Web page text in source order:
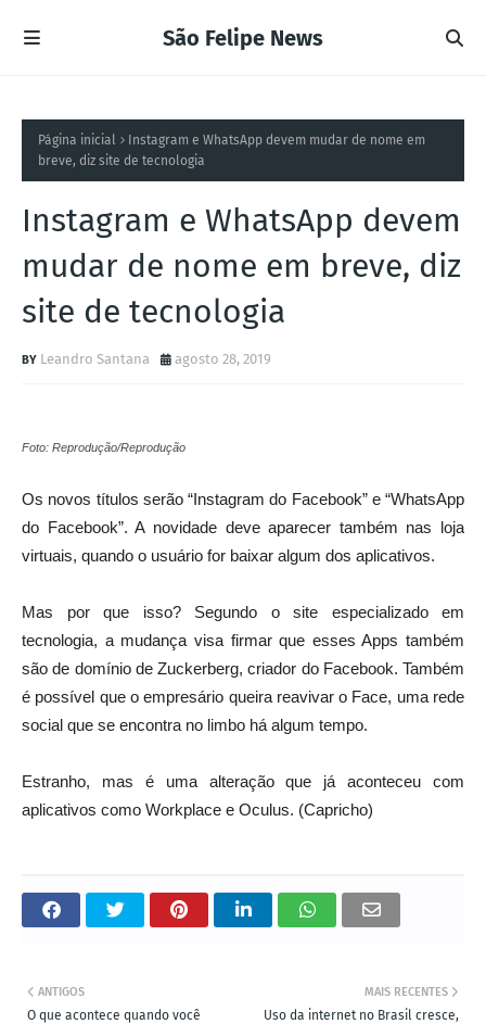
São Felipe News
Página inicial
Instagram e WhatsApp devem mudar de nome em
breve, diz site de tecnologia
Instagram e WhatsApp devem
mudar de nome em breve, diz
site de tecnologia
Leandro Santana agosto 28, 2019
Foto: Reprodução/Reprodução
Os novos títulos serão “Instagram do Facebook” e “WhatsApp
do Facebook”. A novidade deve aparecer também nas loja
virtuais, quando o usuário for baixar algum dos aplicativos.
Mas por que isso? Segundo o site especializado em
tecnologia, a mudança visa firmar que esses Apps também
são de domínio de Zuckerberg, criador do Facebook. Também
é possível que o empresário queira reavivar o Face, uma rede
social que se encontra no limbo há algum tempo.
Estranho, mas é uma alteração que já aconteceu com
aplicativos como Workplace e Oculus. (Capricho)
MAIS RECENTES
Uso da internet no Brasil cresce,
ANTIGOS
O que acontece quando você